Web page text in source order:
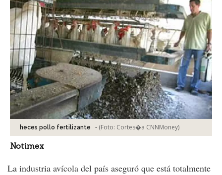
heces pollo fertilizante - (Foto: Cortes�a CNNMoney)
Notimex
La industria avícola del país aseguró que está totalmente